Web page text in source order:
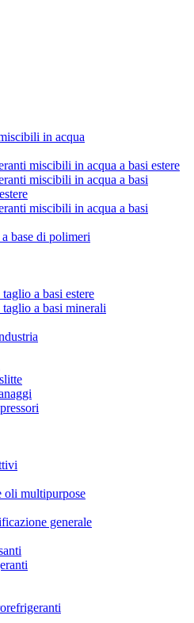
in acqua
miscibili in acqua a basi estere
miscibili in acqua a basi
miscibili in acqua a basi
base di polimeri
a basi estere
a basi minerali
oli multipurpose
generale